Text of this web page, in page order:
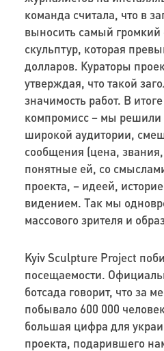
команда считала, что в
выносить самый громкий
скульптур, которая
долларов. Кураторы
утверждая, что такой
значимость работ. В
компромисс – мы решили
широкой аудитории,
сообщения (цена,
понятные ей, со
проекта, – идеей,
видением. Так мы
массового зрителя и
Kyiv Sculpture Project
посещаемости.
ботсада говорит, что за
побывало 600 000
большая цифра для
проекта, подарившего